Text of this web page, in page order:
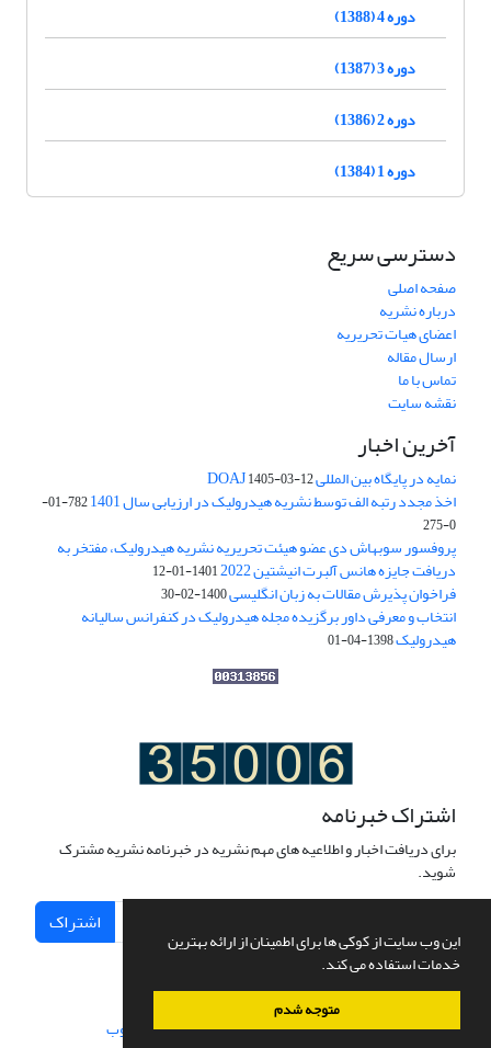
این وب سایت از کوکی ها برای اطمینان از ارائه بهترین
خدمات استفاده می کند.
متوجه شدم
دوره 4 (1388)
دوره 3 (1387)
دوره 2 (1386)
دوره 1 (1384)
دسترسی سریع
صفحه اصلی
درباره نشریه
اعضای هیات تحریریه
ارسال مقاله
تماس با ما
نقشه سایت
آخرین اخبار
نمایه در پایگاه بین المللی DOAJ1405-03-12
اخذ مجدد رتبه الف توسط نشریه هیدرولیک در ارزیابی سال 1401
782-01-
0-275
پروفسور سوبهاش دی عضو هیئت تحریریه نشریه هیدرولیک، مفتخر به
دریافت جایزه هانس آلبرت انیشتین 2022 1401-01-12
فراخوان پذیرش مقالات به زبان انگلیسی1400-02-30
انتخاب و معرفی داور برگزیده مجله هیدرولیک در کنفرانس سالیانه
هیدرولیک1398-04-01
اشتراک خبرنامه
برای دریافت اخبار و اطلاعیه های مهم نشریه در خبرنامه نشریه مشترک
شوید.
اشتراک
سامانه مدیریت نشریات علمی.طراحی و پیاده سازی از سیناوب